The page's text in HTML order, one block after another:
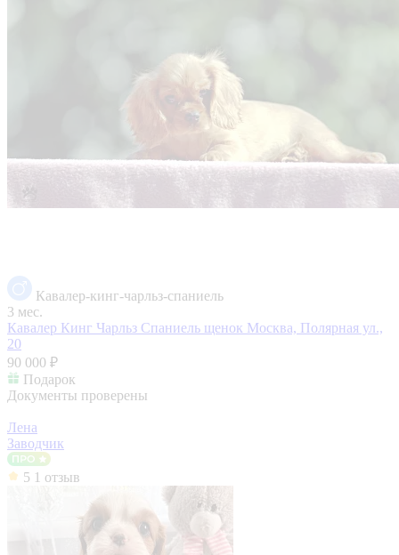
Кавалер-кинг-чарльз-спаниель
3 мес.
Кавалер Кинг Чарльз Спаниель щенок Москва, Полярная ул.,
20
90 000 ₽
Подарок
Документы проверены
Лена
Заводчик
5 1 отзыв